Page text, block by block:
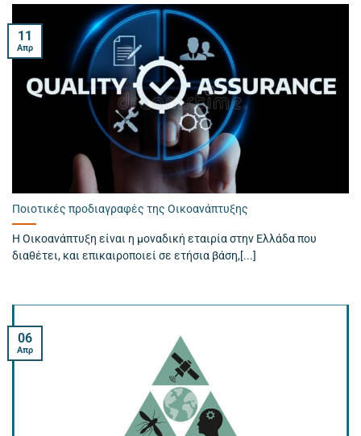
Ποιοτικές προδιαγραφές της Οικοανάπτυξης
Η Οικοανάπτυξη είναι η μοναδική εταιρία στην Ελλάδα που
διαθέτει, και επικαιροποιεί σε ετήσια βάση,[...]
11
Απρ
06
Απρ